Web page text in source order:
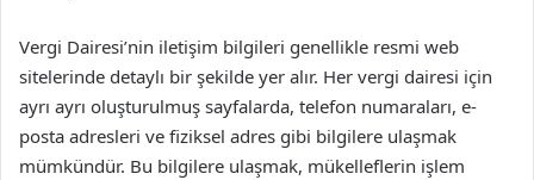
Vergi Dairesi’nin iletişim bilgileri genellikle resmi web
sitelerinde detaylı bir şekilde yer alır. Her vergi dairesi için
ayrı ayrı oluşturulmuş sayfalarda, telefon numaraları, e-
posta adresleri ve fiziksel adres gibi bilgilere ulaşmak
mümkündür. Bu bilgilere ulaşmak, mükelleflerin işlem